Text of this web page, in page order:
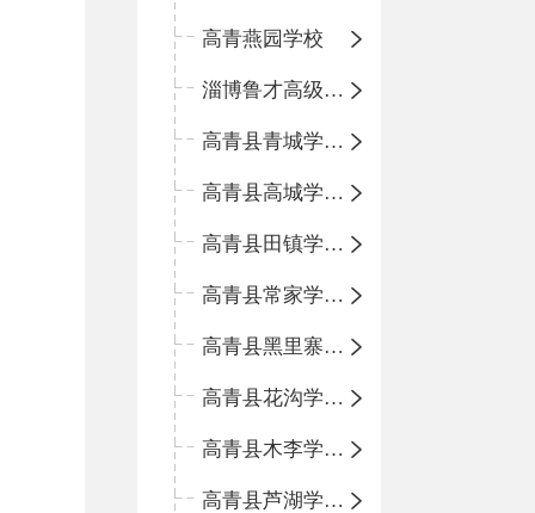
高青燕园学校
淄博鲁才高级中学
高青县青城学区中心小学
高青县高城学区中心小学
高青县田镇学区中心小学
高青县常家学区中心小学
高青县黑里寨学区中心小学
高青县花沟学区中心小学
高青县木李学区中心小学
高青县芦湖学区中心小学